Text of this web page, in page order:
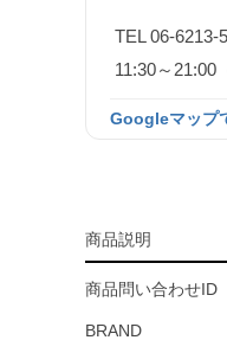
TEL 06-6213-
11:30～21:00
Googleマップ
商品説明
商品問い合わせID
BRAND